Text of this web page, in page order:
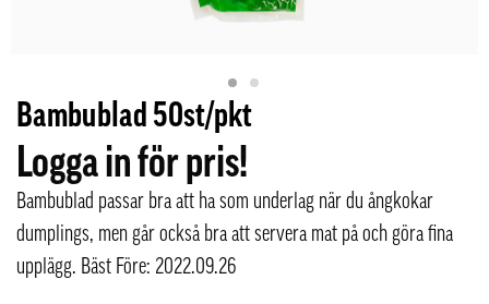
Bambublad 50st/pkt
Logga in för pris!
Bambublad passar bra att ha som underlag när du ångkokar
dumplings, men går också bra att servera mat på och göra fina
upplägg. Bäst Före: 2022.09.26